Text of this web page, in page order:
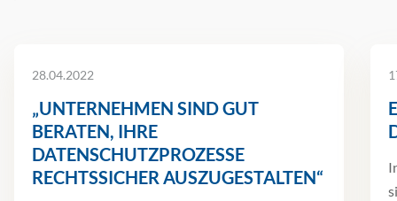
28.04.2022
„UNTERNEHMEN SIND GUT
BERATEN, IHRE
DATENSCHUTZPROZESSE
RECHTSSICHER AUSZUGESTALTEN“